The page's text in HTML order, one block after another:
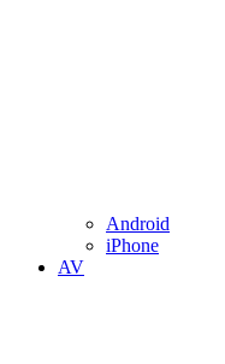
Android
iPhone
AV